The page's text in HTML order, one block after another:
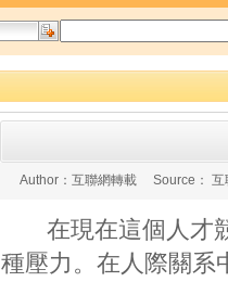
Author： 互聯網轉載 Source： 互
在現在這個人才競
種壓力。在人際關系